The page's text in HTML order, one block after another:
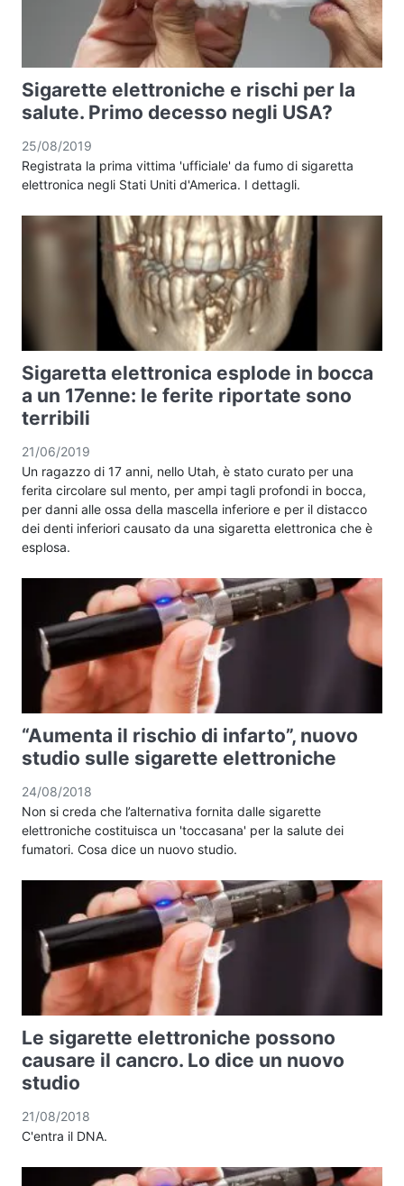
Sigarette elettroniche e rischi per la
salute. Primo decesso negli USA?
25/08/2019
Registrata la prima vittima 'ufficiale' da fumo di sigaretta
elettronica negli Stati Uniti d'America. I dettagli.
Sigaretta elettronica esplode in bocca
a un 17enne: le ferite riportate sono
terribili
21/06/2019
Un ragazzo di 17 anni, nello Utah, è stato curato per una
ferita circolare sul mento, per ampi tagli profondi in bocca,
per danni alle ossa della mascella inferiore e per il distacco
dei denti inferiori causato da una sigaretta elettronica che è
esplosa.
“Aumenta il rischio di infarto”, nuovo
studio sulle sigarette elettroniche
24/08/2018
Non si creda che l’alternativa fornita dalle sigarette
elettroniche costituisca un 'toccasana' per la salute dei
fumatori. Cosa dice un nuovo studio.
Le sigarette elettroniche possono
causare il cancro. Lo dice un nuovo
studio
21/08/2018
C'entra il DNA.